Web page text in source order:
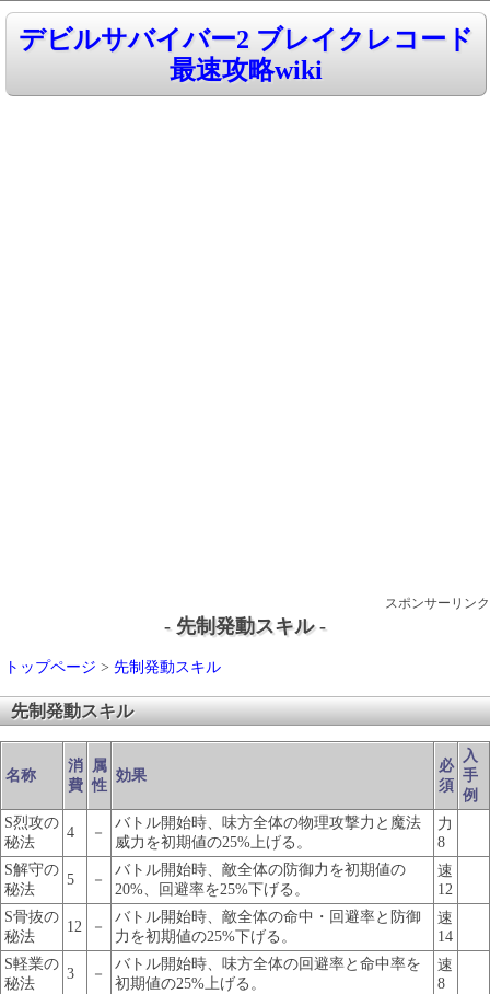
デビルサバイバー2 ブレイクレコード
最速攻略wiki
スポンサーリンク
- 先制発動スキル -
トップページ > 先制発動スキル
先制発動スキル
名称
消
費
属
性
効果
必
須
入
手
例
S烈攻の
秘法
4 －
バトル開始時、味方全体の物理攻撃力と魔法
威力を初期値の25%上げる。
力
8
S解守の
秘法
5 －
バトル開始時、敵全体の防御力を初期値の
20%、回避率を25%下げる。
速
12
S骨抜の
秘法
12 －
バトル開始時、敵全体の命中・回避率と防御
力を初期値の25%下げる。
速
14
S軽業の
秘法
3 －
バトル開始時、味方全体の回避率と命中率を
初期値の25%上げる。
速
8